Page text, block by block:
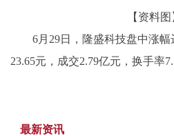
【资料图
6月29日，隆盛科技盘中涨幅
23.65元，成交2.79亿元，换手率
最新资讯